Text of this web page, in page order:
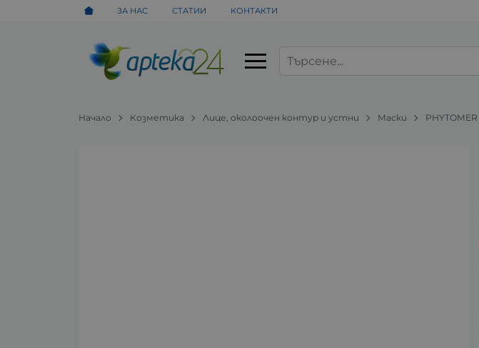
ЗА НАС СТАТИИ КОНТАКТИ
Начало Козметика Лице, околоочен контур и устни Маски PHYTOMER